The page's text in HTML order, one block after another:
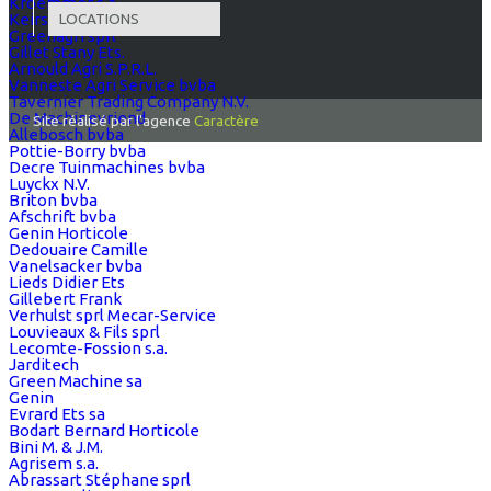
Keirse Jean-Pierre
Greenagri sprl
Gillet Stany Ets.
Arnould Agri S.P.R.L.
Vanneste Agri Service bvba
Tavernier Trading Company N.V.
De Machinevriend
Allebosch bvba
Pottie-Borry bvba
Decre Tuinmachines bvba
Luyckx N.V.
Briton bvba
Afschrift bvba
Genin Horticole
Dedouaire Camille
Vanelsacker bvba
Lieds Didier Ets
Gillebert Frank
Verhulst sprl Mecar-Service
Louvieaux & Fils sprl
Lecomte-Fossion s.a.
Jarditech
Green Machine sa
Genin
Evrard Ets sa
Bodart Bernard Horticole
Bini M. & J.M.
Agrisem s.a.
Abrassart Stéphane sprl
LOCATIONS
Site réalisé par l'agence Caractère